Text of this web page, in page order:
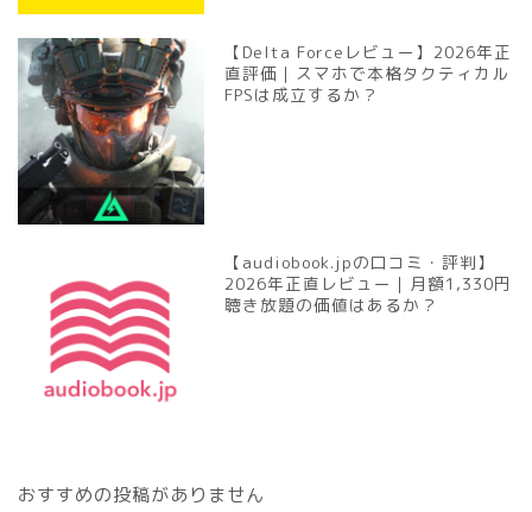
【Delta Forceレビュー】2026年正
直評価｜スマホで本格タクティカル
FPSは成立するか？
【audiobook.jpの口コミ・評判】
2026年正直レビュー｜月額1,330円
聴き放題の価値はあるか？
おすすめの投稿がありません